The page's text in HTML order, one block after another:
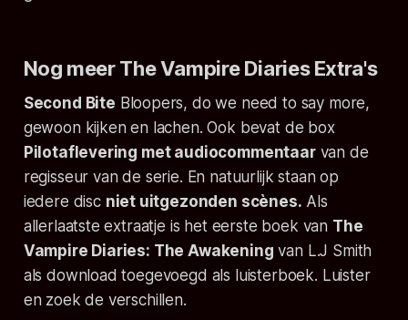
Nog meer The Vampire Diaries Extra's
Second Bite Bloopers, do we need to say more,
gewoon kijken en lachen. Ook bevat de box
Pilotaflevering met audiocommentaarvan de
regisseur van de serie. En natuurlijk staan op
iedere disc niet uitgezonden scènes. Als
allerlaatste extraatje is het eerste boek van The
Vampire Diaries: The Awakening van L.J Smith
als download toegevoegd als luisterboek. Luister
en zoek de verschillen.